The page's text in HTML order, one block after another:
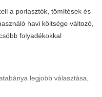
a porlasztók, tömítések és
havi költsége változó,
folyadékokkal
legjobb választása,